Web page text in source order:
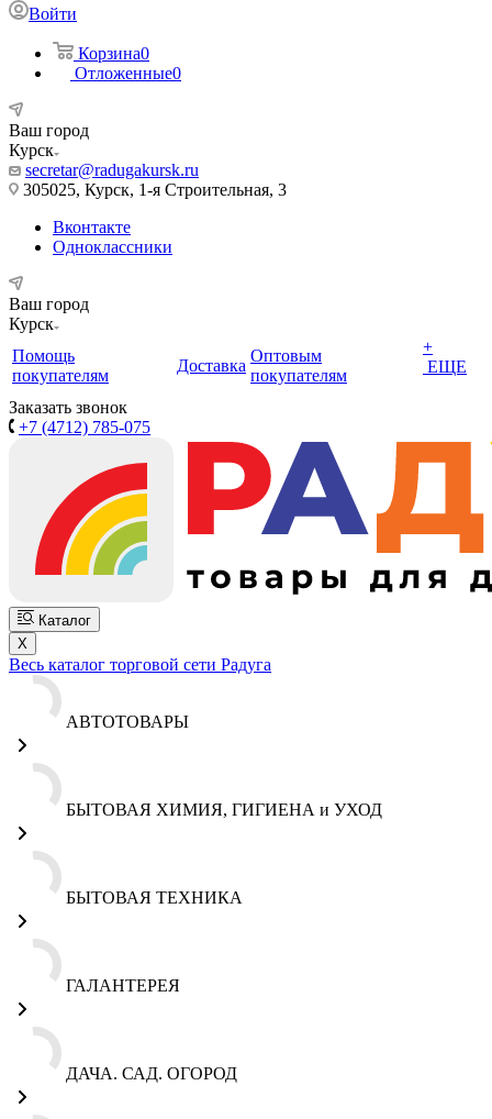
Войти
Корзина0
Отложенные0
Ваш город
Курск
secretar@radugakursk.ru
305025, Курск, 1-я Строительная, 3
Вконтакте
Одноклассники
Ваш город
Курск
Помощь
покупателям
Доставка
Оптовым
покупателям
+
ЕЩЕ
Заказать звонок
+7 (4712) 785-075
Каталог
X
Весь каталог торговой сети Радуга
АВТОТОВАРЫ
БЫТОВАЯ ХИМИЯ, ГИГИЕНА и УХОД
БЫТОВАЯ ТЕХНИКА
ГАЛАНТЕРЕЯ
ДАЧА. САД. ОГОРОД